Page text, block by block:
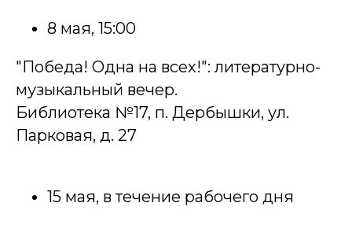
8 мая, 15:00
"Победа! Одна на всех!": литературно-
музыкальный вечер.
Библиотека №17, п. Дербышки, ул.
Парковая, д. 27
15 мая, в течение рабочего дня